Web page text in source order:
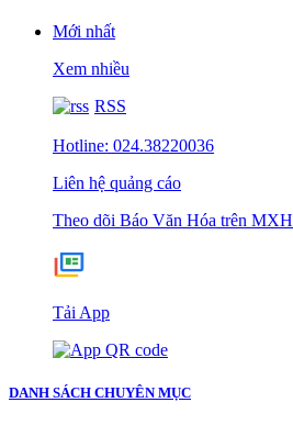
Mới nhất
Xem nhiều
RSS
Hotline: 024.38220036
Liên hệ quảng cáo
Theo dõi Báo Văn Hóa trên MXH
Tải App
DANH SÁCH CHUYÊN MỤC